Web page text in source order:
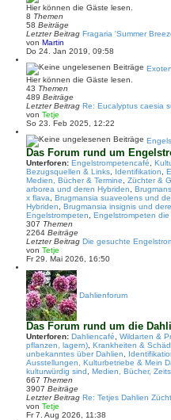
a
t
e
r
B
e
i
t
a
g
Hier können die Gäste lesen.
8 Themen
58 Beiträge
Letzter Beitrag Fragaria 'Summer
von Martin
e
e
t
e
r
B
e
i
t
a
g
Do 24. Jan 2019, 09:58
Hier können die Gäste lesen.
43 Themen
489 Beiträge
Letzter Beitrag Re: Eucalyptus caesia
von Tetje
e
e
t
e
r
B
e
i
t
r
a
g
So 23. Feb 2025, 12:22
Das Forum rund um
Unterforen: Engelstrompetencafé
Bezugsquellen & Links
Identifikation
Medien, Bücher & Termine
Züchter &
arborea und deren Hybriden
x flava
Brugmansia suaveolens und
Hybriden
Brugmansia insignis und
Engelstrompeten
Engelstrompeten
307 Themen
2264 Beiträge
Letzter Beitrag Die gesuchte
von Tetje
e
e
s
t
e
r
B
e
i
r
a
g
Fr 29. Mai 2026, 16:50
Dahlienforum
Das Forum rund um die
Unterforen: Dahliencafé Wildarten &
pflanzen, lagern) Krankheiten &
unbekanntes über Dahlien
Ausstellungen, Kulturbetriebe & Mein
kulturwürdig sind
Medien, Bücher,
667 Themen
3907 Beiträge
Letzter Beitrag Re: Tetjes Dahlien
von Tetje
e
Fr 7. Aug 2026, 11:38